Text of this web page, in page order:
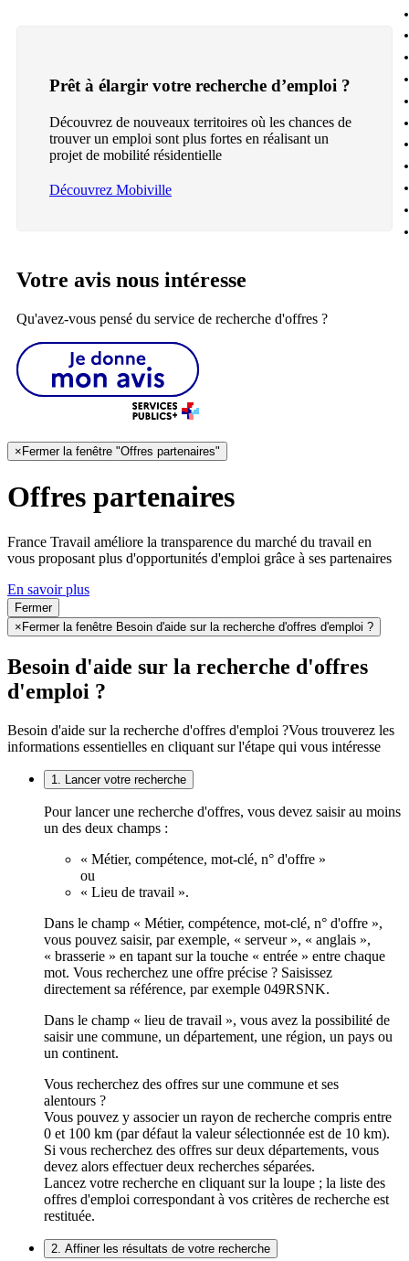
Prêt à élargir votre recherche d’emploi ?
Découvrez de nouveaux territoires où les chances de
trouver un emploi sont plus fortes en réalisant un
projet de mobilité résidentielle
Découvrez Mobiville
Votre avis nous intéresse
Qu'avez-vous pensé du service de recherche d'offres ?
× Fermer la fenêtre "Offres partenaires"
Offres partenaires
France Travail améliore la transparence du marché du travail en
vous proposant plus d'opportunités d'emploi grâce à ses partenaires
En savoir plus
Fermer
× Fermer la fenêtre Besoin d'aide sur la recherche d'offres d'emploi ?
Besoin d'aide sur la recherche d'offres
d'emploi ?
Besoin d'aide sur la recherche d'offres d'emploi ?Vous trouverez les
informations essentielles en cliquant sur l'étape qui vous intéresse
1. Lancer votre recherche
Pour lancer une recherche d'offres, vous devez saisir au moins
un des deux champs :
« Métier, compétence, mot-clé, n° d'offre »
ou
« Lieu de travail ».
Dans le champ « Métier, compétence, mot-clé, n° d'offre »,
vous pouvez saisir, par exemple, « serveur », « anglais »,
« brasserie » en tapant sur la touche « entrée » entre chaque
mot. Vous recherchez une offre précise ? Saisissez
directement sa référence, par exemple 049RSNK.
Dans le champ « lieu de travail », vous avez la possibilité de
saisir une commune, un département, une région, un pays ou
un continent.
Vous recherchez des offres sur une commune et ses
alentours ?
Vous pouvez y associer un rayon de recherche compris entre
0 et 100 km (par défaut la valeur sélectionnée est de 10 km).
Si vous recherchez des offres sur deux départements, vous
devez alors effectuer deux recherches séparées.
Lancez votre recherche en cliquant sur la loupe ; la liste des
offres d'emploi correspondant à vos critères de recherche est
restituée.
2. Affiner les résultats de votre recherche